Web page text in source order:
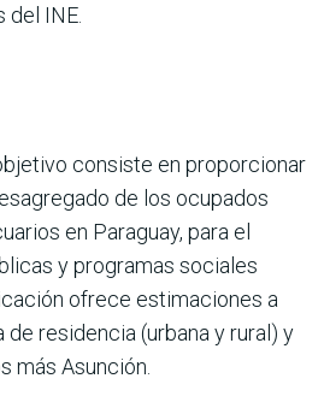
del INE.
consiste en proporcionar
de los ocupados
en Paraguay, para el
y progra­mas sociales
ofrece esti­maciones a
de residencia (urbana y rural) y
más Asunción.